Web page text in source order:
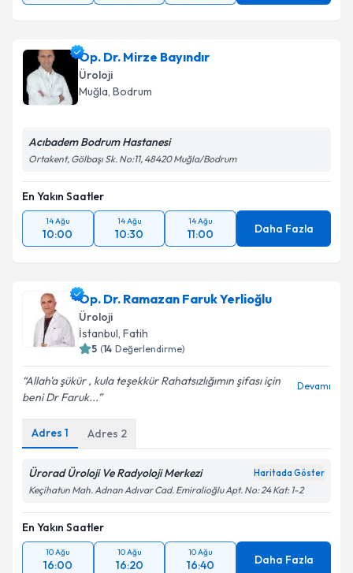
Op. Dr. Mirze Bayındır
Üroloji
Muğla, Bodrum
Acıbadem Bodrum Hastanesi
Ortakent, Gölbaşı Sk. No:11, 48420 Muğla/Bodrum
En Yakın Saatler
14 Ağu
10:00
14 Ağu
10:30
14 Ağu
11:00 Daha Fazla
Op. Dr. Ramazan Faruk Yerlioğlu
Üroloji
İstanbul, Fatih
5 (14 Değerlendirme)
Allah'a şükür , kula teşekkür Rahatsızlığımın şifası için
beni Dr Faruk...
Devamı
Adres 1 Adres 2
Ürorad Üroloji Ve Radyoloji Merkezi Haritada Göster
Keçihatun Mah. Adnan Adıvar Cad. Emiralioğlu Apt. No: 24 Kat: 1-2
En Yakın Saatler
10 Ağu
16:00
10 Ağu
16:20
10 Ağu
16:40 Daha Fazla